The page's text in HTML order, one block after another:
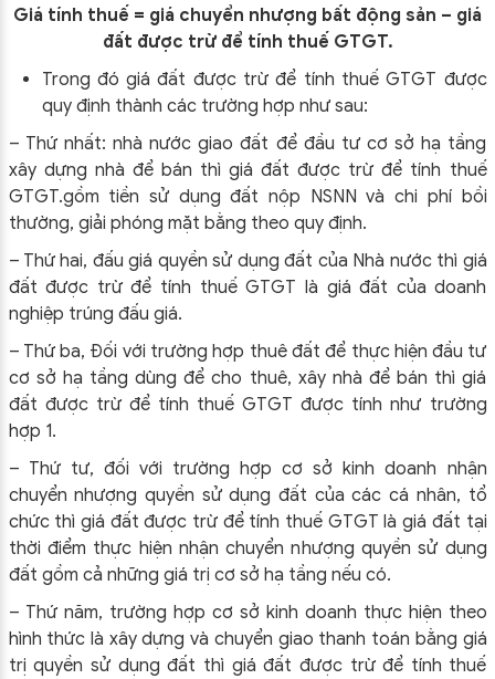
Giá tính thuế = giá chuyển nhượng bất động sản – giá
đất được trừ để tính thuế GTGT.
Trong đó giá đất được trừ để tính thuế GTGT được
quy định thành các trường hợp như sau:
– Thứ nhất: nhà nước giao đất để đầu tư cơ sở hạ tầng
xây dựng nhà để bán thì giá đất được trừ để tính thuế
GTGT.gồm tiền sử dụng đất nộp NSNN và chi phí bồi
thường, giải phóng mặt bằng theo quy định.
– Thứ hai, đấu giá quyền sử dụng đất của Nhà nước thì giá
đất được trừ để tính thuế GTGT là giá đất của doanh
nghiệp trúng đấu giá.
– Thứ ba, Đối với trường hợp thuê đất để thực hiện đầu tư
cơ sở hạ tầng dùng để cho thuê, xây nhà để bán thì giá
đất được trừ để tính thuế GTGT được tính như trường
hợp 1.
– Thứ tư, đối với trường hợp cơ sở kinh doanh nhận
chuyển nhượng quyền sử dụng đất của các cá nhân, tổ
chức thì giá đất được trừ để tính thuế GTGT là giá đất tại
thời điểm thực hiện nhận chuyển nhượng quyền sử dụng
đất gồm cả những giá trị cơ sở hạ tầng nếu có.
– Thứ năm, trường hợp cơ sở kinh doanh thực hiện theo
hình thức là xây dựng và chuyển giao thanh toán bằng giá
trị quyền sử dụng đất thì giá đất được trừ để tính thuế